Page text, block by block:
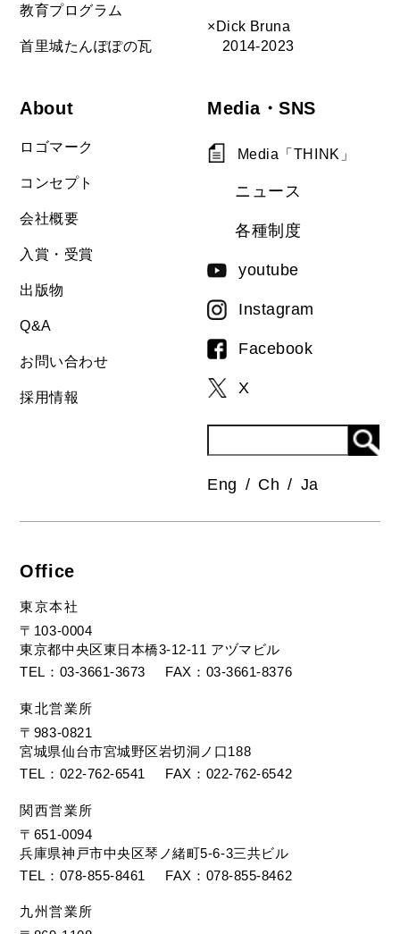
教育プログラム
首里城たんぽぽの瓦
×Dick Bruna
2014-2023
About
ロゴマーク
コンセプト
会社概要
入賞・受賞
出版物
Q&A
お問い合わせ
採用情報
Media・SNS
Media「THINK」
ニュース
各種制度
youtube
Instagram
Facebook
X
Eng Ch Ja
Office
東京本社
〒103-0004
東京都中央区東日本橋3-12-11 アヅマビル
TEL
03-3661-3673 FAX 03-3661-8376
東北営業所
〒983-0821
宮城県仙台市宮城野区岩切洞ノ口188
TEL
022-762-6541 FAX 022-762-6542
関西営業所
〒651-0094
兵庫県神戸市中央区琴ノ緒町5-6-3三共ビル
TEL
078-855-8461 FAX 078-855-8462
九州営業所